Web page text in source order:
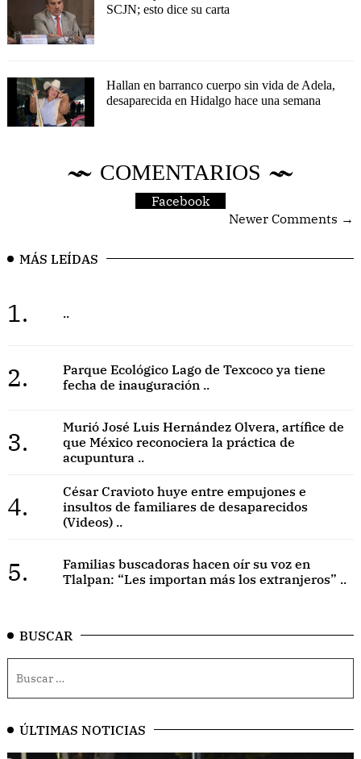
SCJN; esto dice su carta
Hallan en barranco cuerpo sin vida de Adela,
desaparecida en Hidalgo hace una semana
COMENTARIOS
Facebook
Newer Comments →
MÁS LEÍDAS
1. ..
2.
Parque Ecológico Lago de Texcoco ya tiene
fecha de inauguración ..
3.
Murió José Luis Hernández Olvera, artífice de
que México reconociera la práctica de
acupuntura ..
4.
César Cravioto huye entre empujones e
insultos de familiares de desaparecidos
(Videos) ..
5.
Familias buscadoras hacen oír su voz en
Tlalpan: “Les importan más los extranjeros” ..
BUSCAR
ÚLTIMAS NOTICIAS